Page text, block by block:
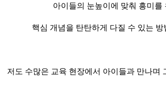
아이들의 눈높이에 맞춰 흥미를
핵심 개념을 탄탄하게 다질 수 있는
저도 수많은 교육 현장에서 아이들과 만나며